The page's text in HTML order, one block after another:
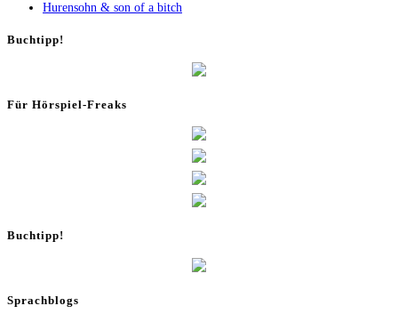
Huren­sohn & son of a bitch
Buch­tipp!
Für Hör­spiel-Freaks
Buch­tipp!
Sprachblogs